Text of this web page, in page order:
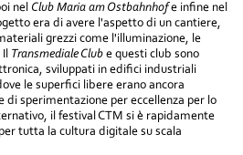
nel Club Maria am Ostbahnhofe infine nel
era di avere l'aspetto di un cantiere,
grezzi come l'illuminazione, le
Il Transmediale Club e questi club sono
sviluppati in edifici industriali
le superfici libere erano ancora
sperimentazione per eccellenza per lo
il festival CTM si è rapidamente
tutta la cultura digitale su scala